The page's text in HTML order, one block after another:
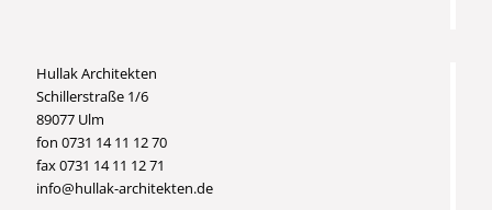
Hullak Architekten
Schillerstraße 1/6
89077 Ulm
fon 0731 14 11 12 70
fax 0731 14 11 12 71
info@hullak-architekten.de